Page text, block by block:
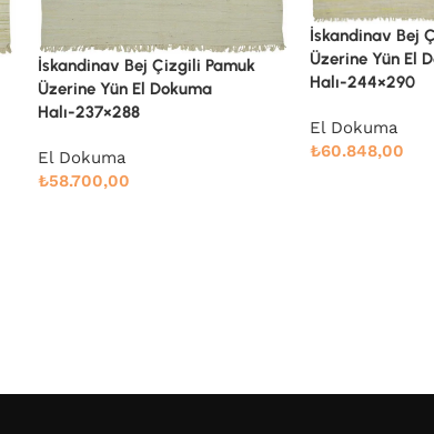
İskandinav Bej Çizgili Pamuk
Üzerine Yün El Dokuma
Halı-244×290
₺60.848,00
İskandinav Bej
Üzerine Yün El
Halı-264×287
El Dokuma
₺65.146,00